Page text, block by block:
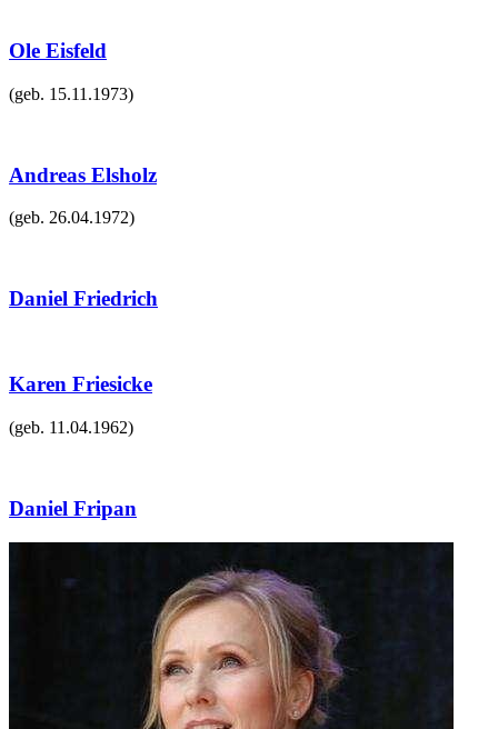
Ole Eisfeld
(geb. 15.11.1973)
Andreas Elsholz
(geb. 26.04.1972)
Daniel Friedrich
Karen Friesicke
(geb. 11.04.1962)
Daniel Fripan